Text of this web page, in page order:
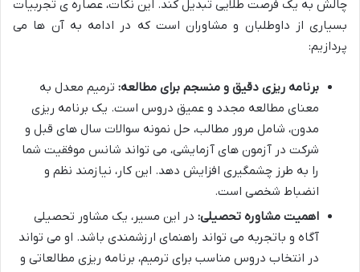
چالش به یک فرصت طلایی تبدیل کند. این نکات، عصاره ی تجربیات
بسیاری از داوطلبان و مشاوران است که در ادامه به آن ها می
پردازیم:
برنامه ریزی دقیق و منسجم برای مطالعه: ترمیم معدل به
معنای مطالعه مجدد و عمیق دروس است. یک برنامه ریزی
مدون، شامل مرور مطالب، حل نمونه سوالات سال های قبل و
شرکت در آزمون های آزمایشی، می تواند شانس موفقیت شما
را به طرز چشمگیری افزایش دهد. این کار، نیازمند نظم و
انضباط شخصی است.
اهمیت مشاوره تحصیلی: در این مسیر، یک مشاور تحصیلی
آگاه و باتجربه می تواند راهنمای ارزشمندی باشد. او می تواند
در انتخاب دروس مناسب برای ترمیم، برنامه ریزی مطالعاتی و